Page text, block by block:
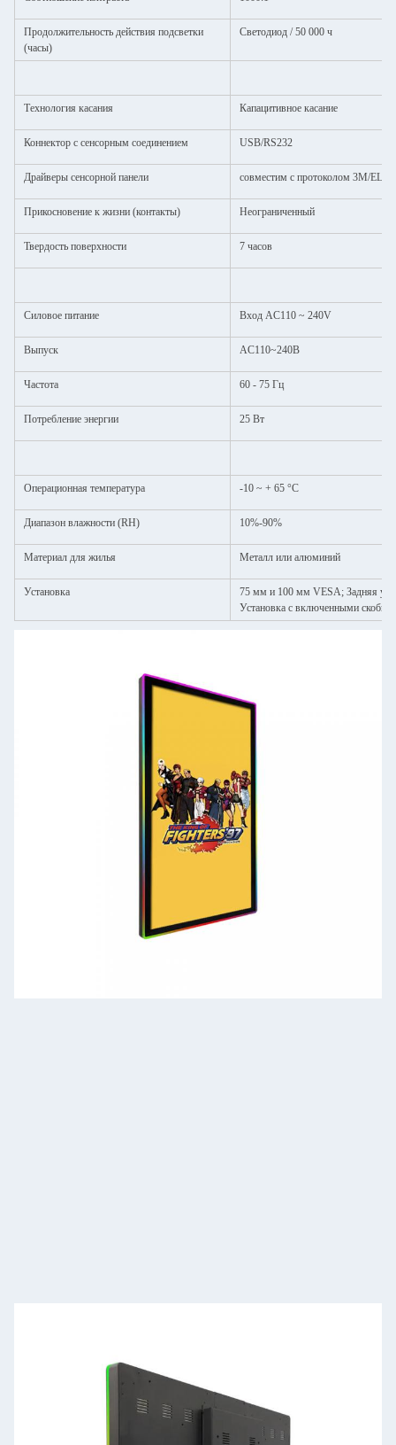
Продолжительность действия подсветки
(часы)
Светодиод / 50 000 ч
Технология касания Капацитивное касание
Коннектор с сенсорным соединением USB/RS232
Драйверы сенсорной панели совместим с протоколом 3M/ELO
Прикосновение к жизни (контакты) Неограниченный
Твердость поверхности 7 часов
Силовое питание Вход AC110 ~ 240V
Выпуск AC110~240В
Частота 60 - 75 Гц
Потребление энергии 25 Вт
Операционная температура -10 ~ + 65 °C
Диапазон влажности (RH) 10%-90%
Материал для жилья Металл или алюминий
Установка
75 мм и 100 мм VESA; Задняя
Установка с включенными